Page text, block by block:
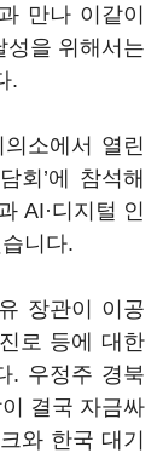
만나 이같이
성을 위해서는
.
소에서 열린
회’에 참석해
AI·디지털 인
니다.
장관이 이공
로 등에 대한
. 우정주 경북
결국 자금싸
와 한국 대기